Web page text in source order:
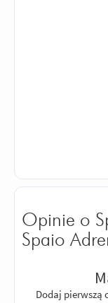
Opinie o
Spaio
Dodaj pierwszą